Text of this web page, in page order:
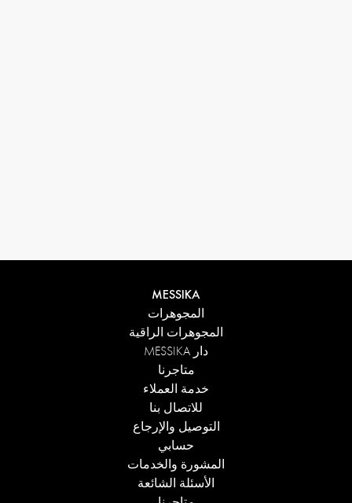
MESSIKA
المجوهرات
المجوهرات الراقية
دار MESSIKA
متاجرنا
خدمة العملاء
للاتصال بنا
التوصيل والإرجاع
حسابي
المشورة والخدمات
الأسئلة الشائعة